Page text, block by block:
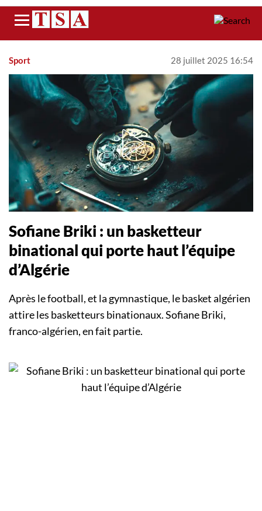
Menu
Sport 28 juillet 2025 16:54
Sofiane Briki : un basketteur
binational qui porte haut l’équipe
d’Algérie
Après le football, et la gymnastique, le basket algérien
attire les basketteurs binationaux. Sofiane Briki,
franco-algérien, en fait partie.